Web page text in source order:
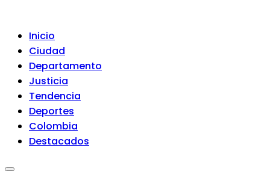
Inicio
Ciudad
Departamento
Justicia
Tendencia
Deportes
Colombia
Destacados